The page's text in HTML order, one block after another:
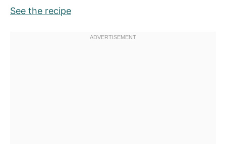
See the recipe